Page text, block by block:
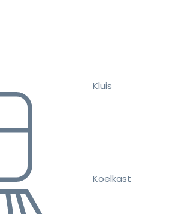
Kluis
Koelkast